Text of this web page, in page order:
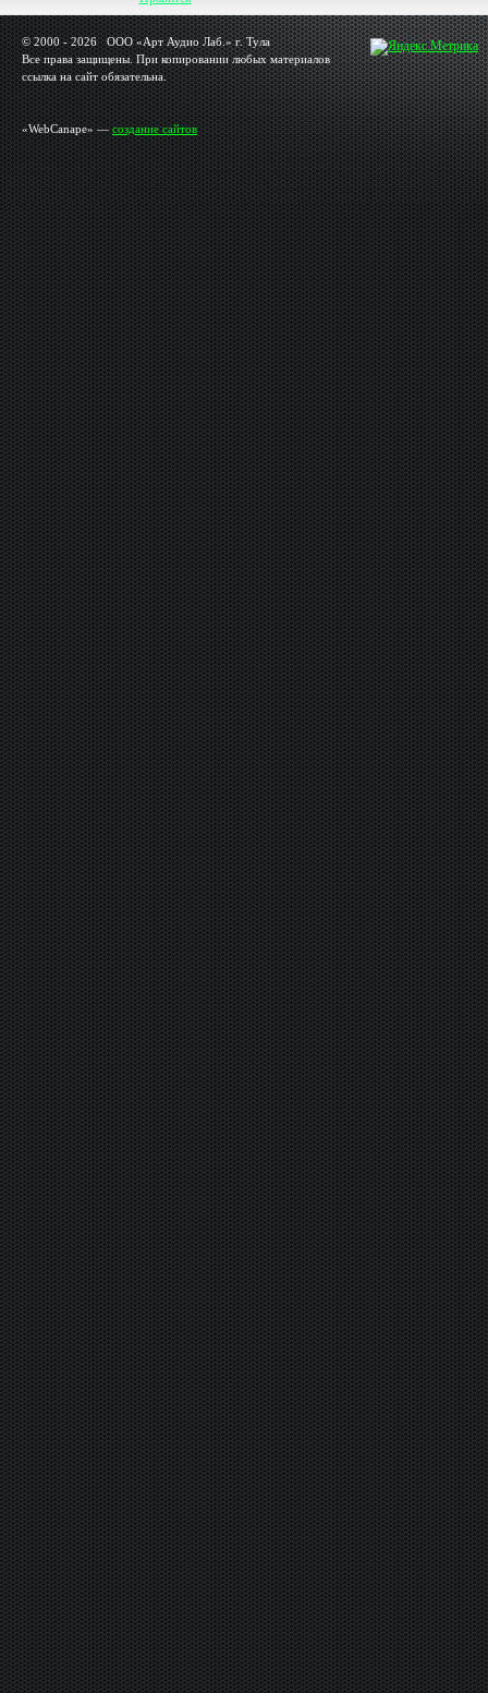
© 2000 - 2026 OOO «Арт Аудио Лаб.» г. Тула
Все права защищены. При копировании любых материалов
ссылка на сайт обязательна.
«WebCanape» —создание сайтов